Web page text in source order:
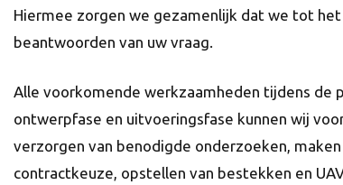
Hiermee zorgen we gezamenlijk dat we tot
beantwoorden van uw vraag.
Alle voorkomende werkzaamheden tijdens de
ontwerpfase en uitvoeringsfase kunnen wij
verzorgen van benodigde onderzoeken,
contractkeuze, opstellen van bestekken en